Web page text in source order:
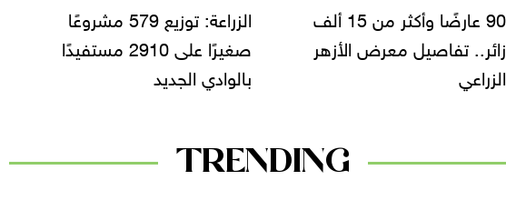
90 عارضًا وأكثر من 15 ألف
زائر.. تفاصيل معرض الأزهر
الزراعي
الزراعة: توزيع 579 مشروعًا
صغيرًا على 2910 مستفيدًا
بالوادي الجديد
TRENDING